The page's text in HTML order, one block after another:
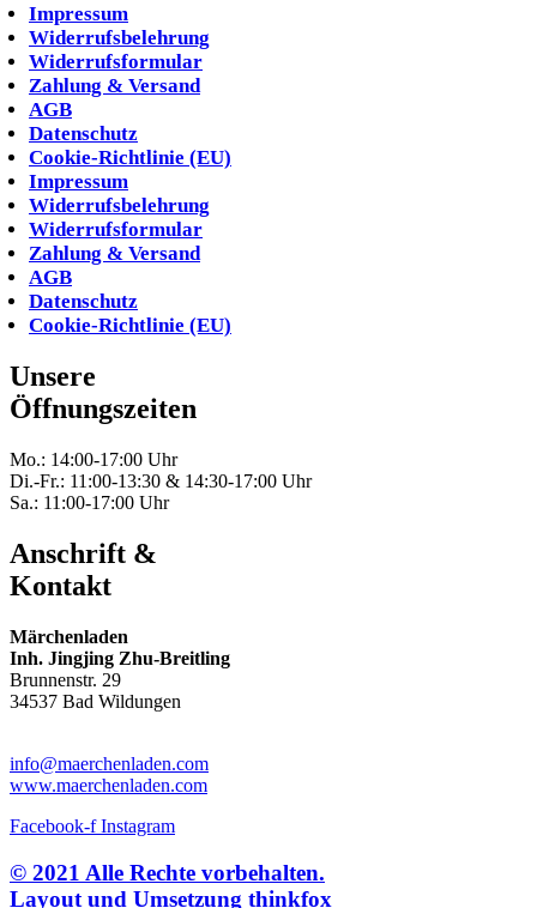
Impressum
Widerrufsbelehrung
Widerrufsformular
Zahlung & Versand
AGB
Datenschutz
Cookie-Richtlinie (EU)
Impressum
Widerrufsbelehrung
Widerrufsformular
Zahlung & Versand
AGB
Datenschutz
Cookie-Richtlinie (EU)
Unsere
Öffnungszeiten
Mo.: 14:00-17:00 Uhr
Di.-Fr.: 11:00-13:30 & 14:30-17:00 Uhr
Sa.: 11:00-17:00 Uhr
Anschrift &
Kontakt
Märchenladen
Inh. Jingjing Zhu-Breitling
Brunnenstr. 29
34537 Bad Wildungen
info@maerchenladen.com
www.maerchenladen.com
Facebook-f Instagram
© 2021 Alle Rechte vorbehalten.
Layout und Umsetzung thinkfox